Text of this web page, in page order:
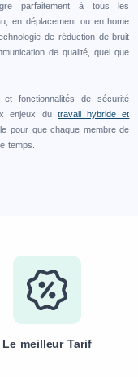
parfaitement à tous les
en déplacement ou en home
de réduction de bruit
de qualité, quel que
et fonctionnalités de sécurité
enjeux du travail hybride et
pour que chaque membre de
temps.
Le meilleur Tarif